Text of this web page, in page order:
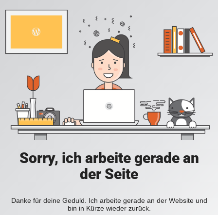
Sorry, ich arbeite gerade an
der Seite
Danke für deine Geduld. Ich arbeite gerade an der Website und
bin in Kürze wieder zurück.